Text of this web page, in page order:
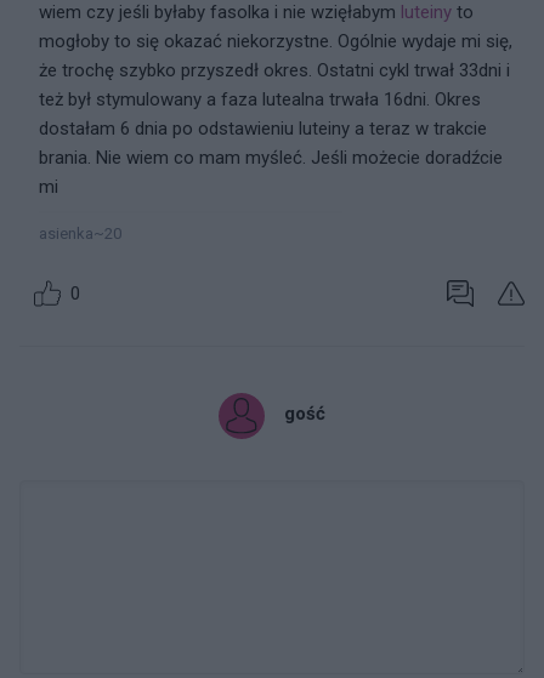
wiem czy jeśli byłaby fasolka i nie wzięłabym luteiny to
mogłoby to się okazać niekorzystne. Ogólnie wydaje mi się,
że trochę szybko przyszedł okres. Ostatni cykl trwał 33dni i
też był stymulowany a faza lutealna trwała 16dni. Okres
dostałam 6 dnia po odstawieniu luteiny a teraz w trakcie
brania. Nie wiem co mam myśleć. Jeśli możecie doradźcie
mi
asienka~20
0
gość